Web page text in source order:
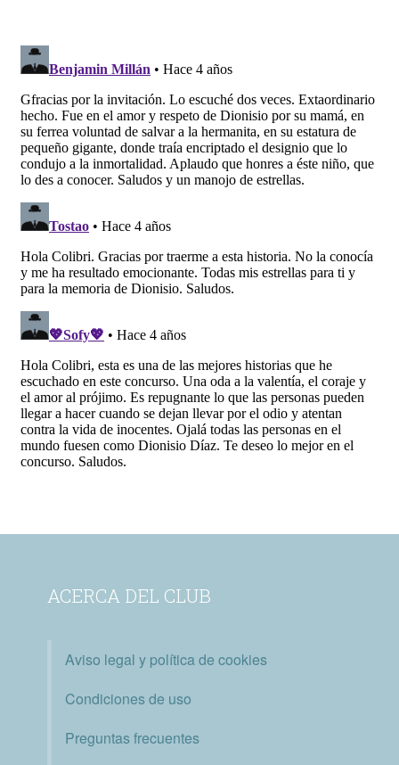
ACERCA DEL CLUB
Aviso legal y política de cookies
Condiciones de uso
Preguntas frecuentes